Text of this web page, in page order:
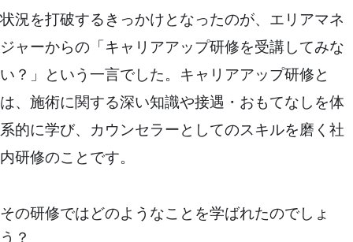
状況を打破するきっかけとなったのが、エリアマネ
ジャーからの「キャリアアップ研修を受講してみな
い？」という一言でした。キャリアアップ研修と
は、施術に関する深い知識や接遇・おもてなしを体
系的に学び、カウンセラーとしてのスキルを磨く社
内研修のことです。
その研修ではどのようなことを学ばれたのでしょ
う？